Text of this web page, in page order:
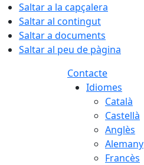
Saltar a la capçalera
Saltar al contingut
Saltar a documents
Saltar al peu de pàgina
Contacte
Idiomes
Català
Castellà
Anglès
Alemany
Francès